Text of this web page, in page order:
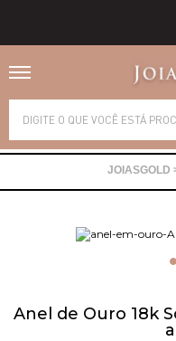
Anel de Ouro 18k
Alianças
Brincos